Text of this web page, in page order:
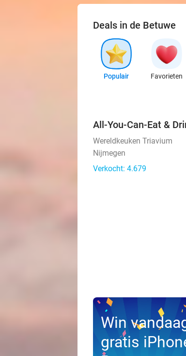
Deals in de Betuwe
Populair Favorieten
All-You-Can-Eat &
Wereldkeuken Triavium
Nijmegen
Verkocht: 4.679
Win
gratis